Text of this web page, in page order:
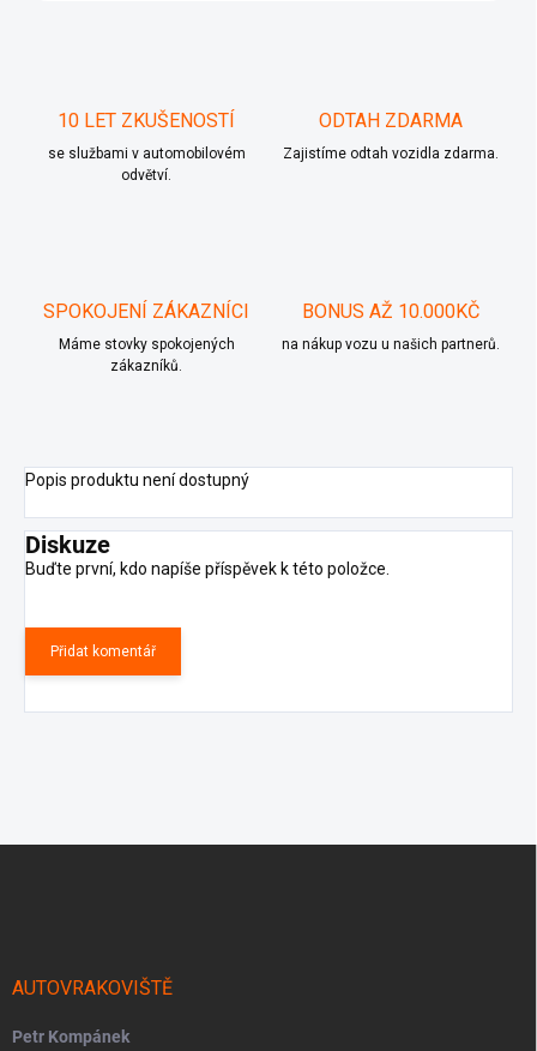
10 LET ZKUŠENOSTÍ
se službami v automobilovém
odvětví.
ODTAH ZDARMA
Zajistíme odtah vozidla zdarma.
SPOKOJENÍ ZÁKAZNÍCI
Máme stovky spokojených
zákazníků.
BONUS AŽ 10.000KČ
na nákup vozu u našich partnerů.
Popis produktu není dostupný
Diskuze
Buďte první, kdo napíše příspěvek k této položce.
Přidat komentář
AUTOVRAKOVIŠTĚ
Petr Kompánek